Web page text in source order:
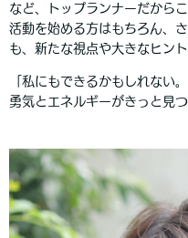
など、トップランナーだから
活動を始める方はもちろん、
も、新たな視点や大きなヒン
「私にもできるかもしれない
勇気とエネルギーがきっと見